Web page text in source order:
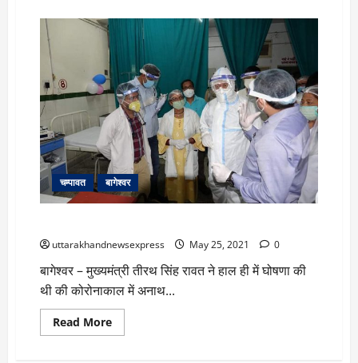
दर्दनाक
भूस्खलन
में
एक
ही
परिवार
के
तीन
सदस्यों
की
मौत
चम्पावत बागेश्वर
uttarakhandnewsexpress May 25, 2021 0
बागेश्वर – मुख्यमंत्री तीरथ सिंह रावत ने हाल ही में घोषणा की
थी की कोरोनाकाल में अनाथ...
Read MoreRead
more